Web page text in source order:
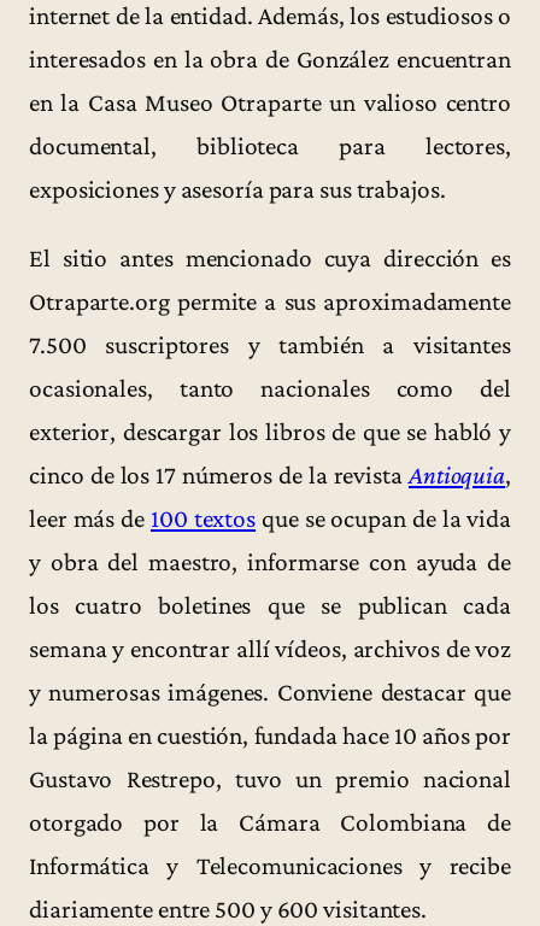
internet de la entidad. Además, los estudiosos o
interesados en la obra de González encuentran
en la Casa Museo Otraparte un valioso centro
documental, biblioteca para lectores,
exposiciones y asesoría para sus trabajos.
El sitio antes mencionado cuya dirección es
Otraparte.org permite a sus aproximadamente
7.500 suscriptores y también a visitantes
ocasionales, tanto nacionales como del
exterior, descargar los libros de que se habló y
cinco de los 17 números de la revistaAntioquia,
leer más de 100 textos que se ocupan de la vida
y obra del maestro, informarse con ayuda de
los cuatro boletines que se publican cada
semana y encontrar allí vídeos, archivos de voz
y numerosas imágenes. Conviene destacar que
la página en cuestión, fundada hace 10 años por
Gustavo Restrepo, tuvo un premio nacional
otorgado por la Cámara Colombiana de
Informática y Telecomunicaciones y recibe
diariamente entre 500 y 600 visitantes.